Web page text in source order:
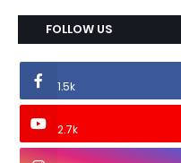
FOLLOW US
1.5k
2.7k